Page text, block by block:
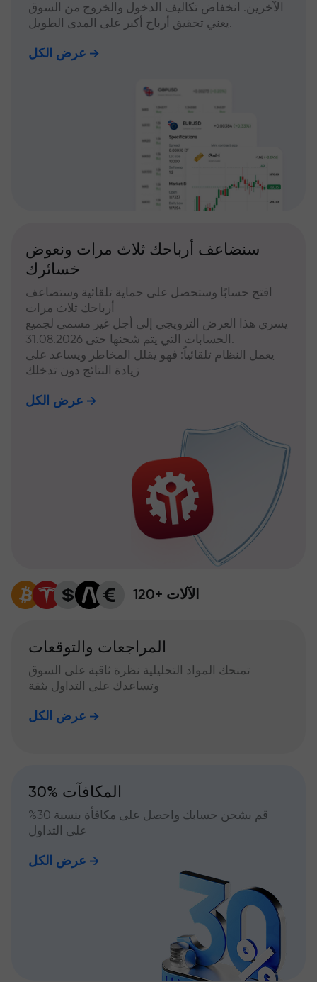
الآخرين. انخفاض تكاليف الدخول والخروج من السوق
يعني تحقيق أرباح أكبر على المدى الطويل.
عرض الكل
سنضاعف أرباحك ثلاث مرات ونعوض
خسائرك
افتح حسابًا وستحصل على حماية تلقائية وستضاعف
أرباحك ثلاث مرات
يسري هذا العرض الترويجي إلى أجل غير مسمى لجميع
الحسابات التي يتم شحنها حتى 31.08.2026.
يعمل النظام تلقائياً: فهو يقلل المخاطر ويساعد على
زيادة النتائج دون تدخلك
عرض الكل
120+ الآلات
المراجعات والتوقعات
تمنحك المواد التحليلية نظرة ثاقبة على السوق
وتساعدك على التداول بثقة
عرض الكل
30% المكافآت
قم بشحن حسابك واحصل على مكافأة بنسبة 30%
على التداول
عرض الكل